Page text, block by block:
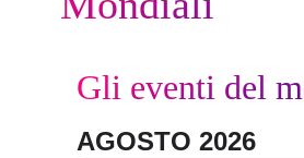
Gli eventi del
AGOSTO 2026